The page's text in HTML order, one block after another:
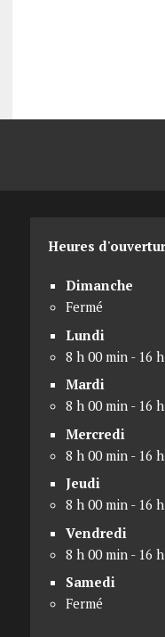
Heures
Dimanche
Fermé
Lundi
8 h 00 min - 16
Mardi
8 h 00 min - 16
Mercredi
8 h 00 min - 16
Jeudi
8 h 00 min - 16
Vendredi
8 h 00 min - 16
Samedi
Fermé